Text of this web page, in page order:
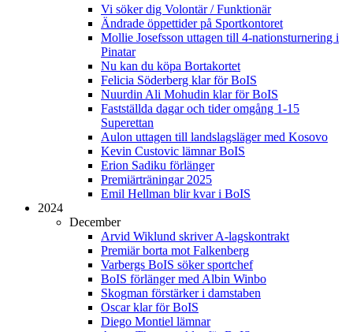
Vi söker dig Volontär / Funktionär
Ändrade öppettider på Sportkontoret
Mollie Josefsson uttagen till 4-nationsturnering i
Pinatar
Nu kan du köpa Bortakortet
Felicia Söderberg klar för BoIS
Nuurdin Ali Mohudin klar för BoIS
Fastställda dagar och tider omgång 1-15
Superettan
Aulon uttagen till landslagsläger med Kosovo
Kevin Custovic lämnar BoIS
Erion Sadiku förlänger
Premiärträningar 2025
Emil Hellman blir kvar i BoIS
2024
December
Arvid Wiklund skriver A-lagskontrakt
Premiär borta mot Falkenberg
Varbergs BoIS söker sportchef
BoIS förlänger med Albin Winbo
Skogman förstärker i damstaben
Oscar klar för BoIS
Diego Montiel lämnar